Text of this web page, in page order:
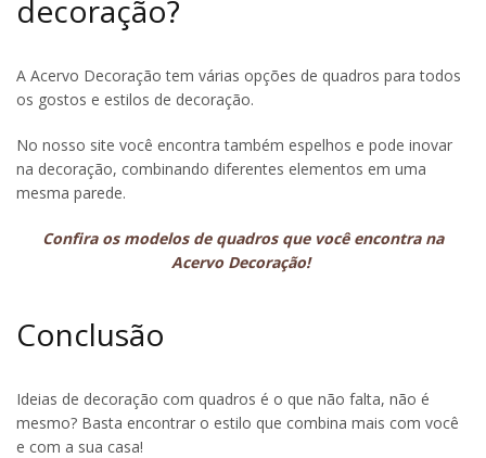
decoração?
A Acervo Decoração tem várias opções de quadros para todos
os gostos e estilos de decoração.
No nosso site você encontra também espelhos e pode inovar
na decoração, combinando diferentes elementos em uma
mesma parede.
Confira os modelos de quadros que você encontra na
Acervo Decoração!
Conclusão
Ideias de decoração com quadros é o que não falta, não é
mesmo? Basta encontrar o estilo que combina mais com você
e com a sua casa!